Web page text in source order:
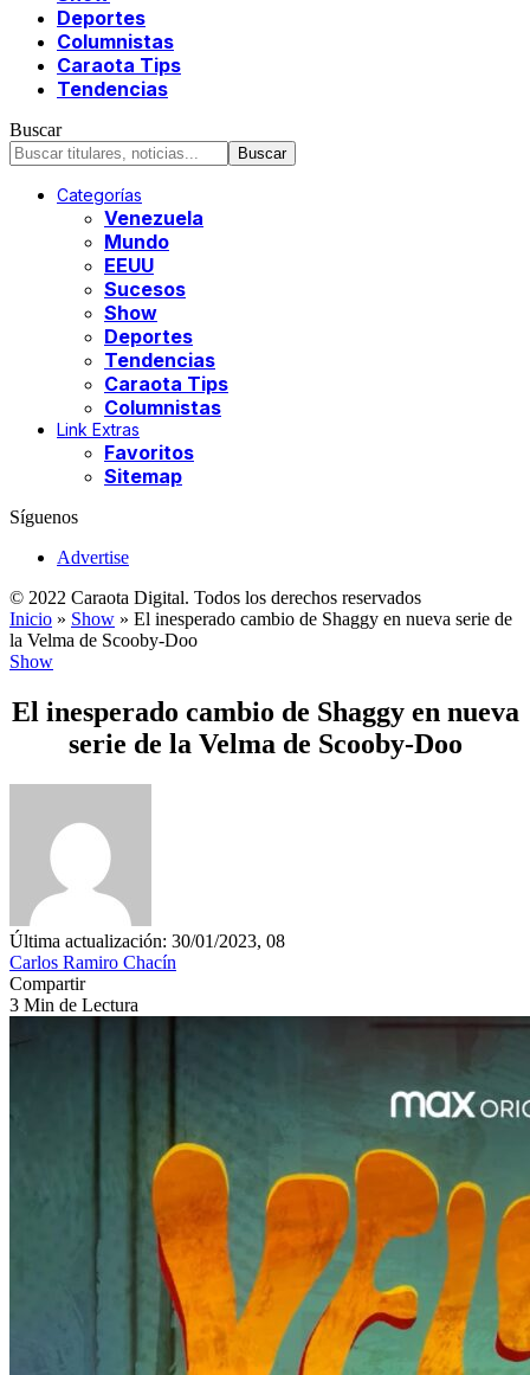
Deportes
Columnistas
Caraota Tips
Tendencias
Buscar
Categorías
Venezuela
Mundo
EEUU
Sucesos
Show
Deportes
Tendencias
Caraota Tips
Columnistas
Link Extras
Favoritos
Sitemap
Síguenos
Advertise
© 2022 Caraota Digital. Todos los derechos reservados
Inicio » Show » El inesperado cambio de Shaggy en nueva serie de
la Velma de Scooby-Doo
Show
El inesperado cambio de Shaggy en nueva
serie de la Velma de Scooby-Doo
Última actualización: 30/01/2023, 08
Carlos Ramiro Chacín
Compartir
3 Min de Lectura